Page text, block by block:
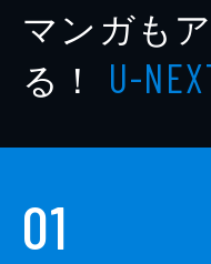
マンガも
る！ U-
01